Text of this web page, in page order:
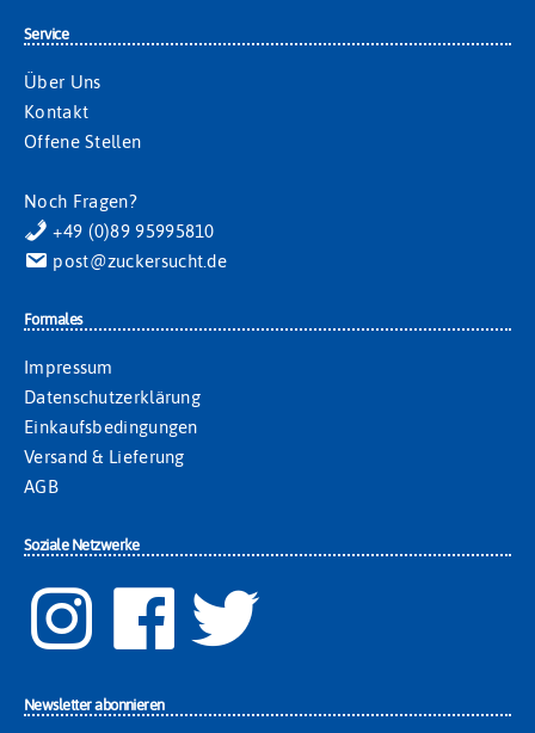
Service
Über Uns
Kontakt
Offene Stellen
Noch Fragen?
+49 (0)89 95995810
post@zuckersucht.de
Formales
Impressum
Datenschutzerklärung
Einkaufsbedingungen
Versand & Lieferung
AGB
Soziale Netzwerke
Newsletter abonnieren